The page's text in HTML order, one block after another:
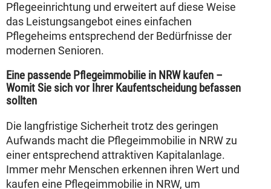
Pflegeeinrichtung und erweitert auf diese Weise
das Leistungsangebot eines einfachen
Pflegeheims entsprechend der Bedürfnisse der
modernen Senioren.
Eine passende Pflegeimmobilie in NRW kaufen –
Womit Sie sich vor Ihrer Kaufentscheidung befassen
sollten
Die langfristige Sicherheit trotz des geringen
Aufwands macht die Pflegeimmobilie in NRW zu
einer entsprechend attraktiven Kapitalanlage.
Immer mehr Menschen erkennen ihren Wert und
kaufen eine Pflegeimmobilie in NRW, um